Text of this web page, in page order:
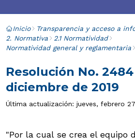
Inicio
Transparencia y acceso a
2. Normativa
2.1 Normatividad
Normatividad general y reglamentaria
Resolución No.
diciembre de 2019
Última actualización: jueves, febrero
"Por la cual se crea el equipo